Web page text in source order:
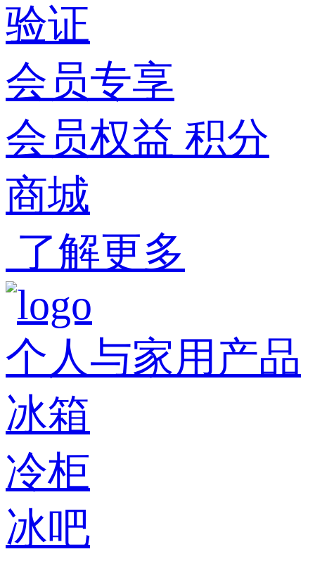
验证
会员专享
会员权益 积分
商城
了解更多
个人与家用产品
冰箱
冷柜
冰吧